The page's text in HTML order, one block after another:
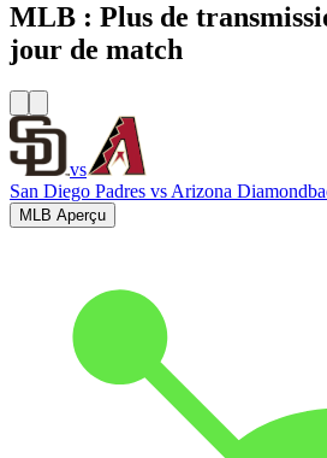
MLB : Plus de
jour de match
vs
San Diego Padres vs Arizona
MLB Aperçu